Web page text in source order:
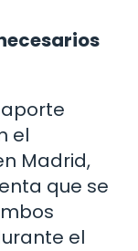
el
Madrid,
que se
el